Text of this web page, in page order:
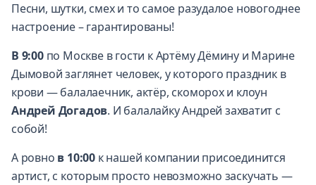
Песни, шутки, смех и то самое разудалое новогоднее
настроение – гарантированы!
В 9:00по Москве в гости к Артёму Дёмину и Марине
Дымовой заглянет человек, у которого праздник в
крови — балалаечник, актёр, скоморох и клоун
Андрей Догадов. И балалайку Андрей захватит с
собой!
А ровно в 10:00к нашей компании присоединится
артист, с которым просто невозможно заскучать —